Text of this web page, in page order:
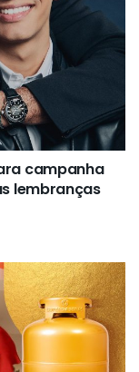
campanha
lembranças